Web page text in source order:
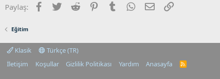
Paylaş: Facebook
TwitterReddit PinterestTumblrWhatsApp
E-postaLink
Eğitim
Klasik
Türkçe (TR)
İletişim
Koşullar Gizlilik Politikası Yardım Anasayfa
R